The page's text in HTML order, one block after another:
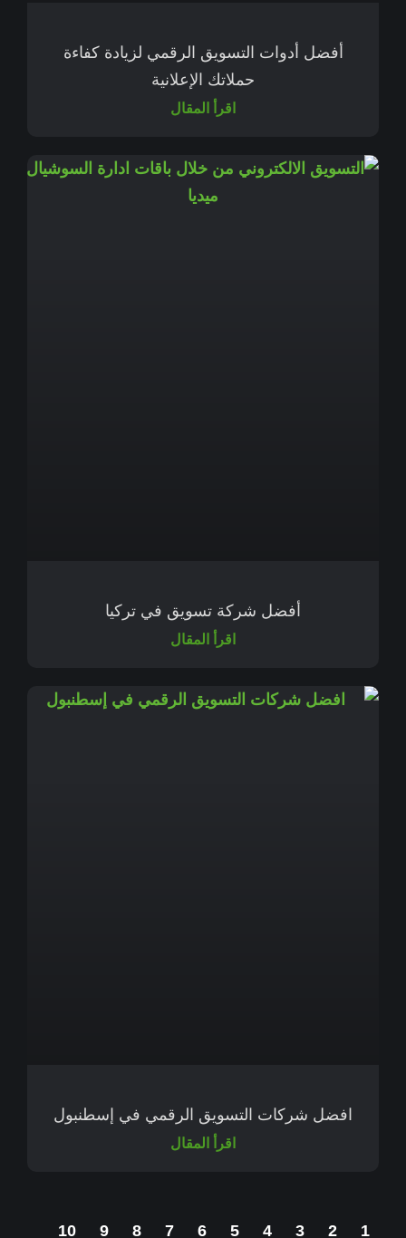
أفضل أدوات التسويق الرقمي لزيادة كفاءة
حملاتك الإعلانية
اقرأ المقال
أفضل شركة تسويق في تركيا
اقرأ المقال
افضل شركات التسويق الرقمي في إسطنبول
اقرأ المقال
1
2
3
4
5
6
7
8
9
10